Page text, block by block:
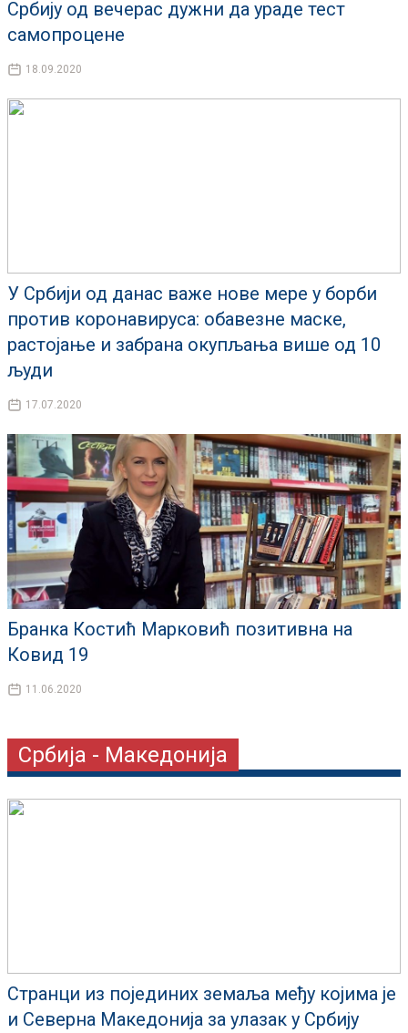
Србију од вечерас дужни да ураде тест
самопроцене
18.09.2020
У Србији од данас важе нове мере у борби
против коронавируса: обавезне маске,
растојање и забрана окупљања више од 10
људи
17.07.2020
Бранка Костић Марковић позитивна на
Ковид 19
11.06.2020
Србија - Македонија
Странци из појединих земаља међу којима је
и Северна Македонија за улазак у Србију